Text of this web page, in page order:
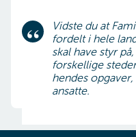
Vidste du at
fordelt i hele
skal have styr
forskellige
hendes
ansatte.